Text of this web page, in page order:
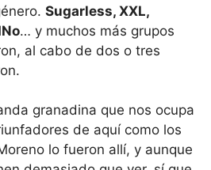
Sugarless, XXL,
… y muchos más grupos
al cabo de dos o tres
granadina que nos ocupa
de aquí como los
lo fueron allí, y aunque